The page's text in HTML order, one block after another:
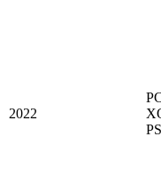
2022